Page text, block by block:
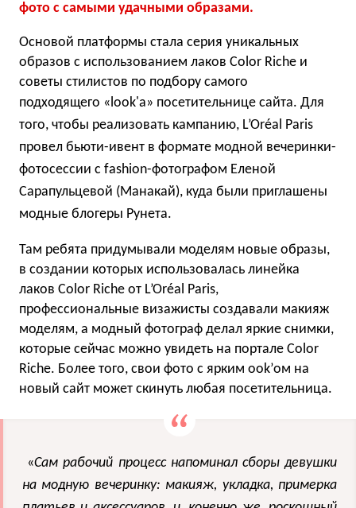
фото с самыми удачными образами.
Основой платформы стала серия уникальных
образов с использованием лаков Color Riche и
советы стилистов по подбору самого
подходящего «look'а» посетительнице сайта. Для
того, чтобы реализовать кампанию, L’Oréal Paris
провел бьюти-ивент в формате модной вечеринки-
фотосессии с fashion-фотографом Еленой
Сарапульцевой (Манакай), куда были приглашены
модные блогеры Рунета.
Там ребята придумывали моделям новые образы,
в создании которых использовалась линейка
лаков Color Riche от L’Oréal Paris,
профессиональные визажисты создавали макияж
моделям, а модный фотограф делал яркие снимки,
которые сейчас можно увидеть на портале Color
Riche. Более того, свои фото с ярким ook’ом на
новый сайт может скинуть любая посетительница.
«Сам рабочий процесс напоминал сборы девушки
на модную вечеринку: макияж, укладка, примерка